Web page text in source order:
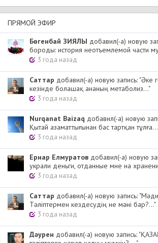
ПРЯМОЙ ЭФИР
Бөгенбай ЗИЯЛЫ добавил(-а) новую
бороды: история неотъемлемой части
3 года назад
Cаттар добавил(-а) новую запись: "Әке
кезінде болашақ ананың метаболиз..."
3 года назад
Nurqanat Baizaq добавил(-а) новую
Қытай азаматтығынан бас тартқан
3 года назад
Ернар Елмуратов добавил(-а) новую
украли деньги, отданные мне на
3 года назад
Cаттар добавил(-а) новую запись:
Тәліптермен кездесудің не мәні бар?..."
3 года назад
Дәурен добавил(-а) новую запись: